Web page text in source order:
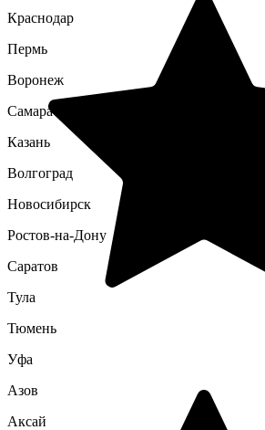
Краснодар
Пермь
Воронеж
Самара
Казань
Волгоград
Новосибирск
Ростов-на-Дону
Саратов
Тула
Тюмень
Уфа
Азов
Аксай